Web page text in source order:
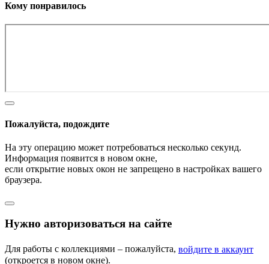
Кому понравилось
Пожалуйста, подождите
На эту операцию может потребоваться несколько секунд.
Информация появится в новом окне,
если открытие новых окон не запрещено в настройках вашего
браузера.
Нужно авторизоваться на сайте
Для работы с коллекциями – пожалуйста, войдите в аккаунт
(откроется в новом окне).